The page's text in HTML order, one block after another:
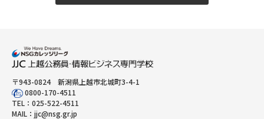
〒943-0824 新潟県上越市北城町3-4-1
0800-170-4511
TEL： 025-522-4511
MAIL： jjc@nsg.gr.jp